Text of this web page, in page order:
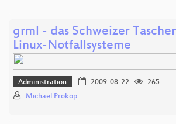
grml - das Schweizer
Linux-Notfallsysteme
Administration 2009-08-22
265
Michael Prokop